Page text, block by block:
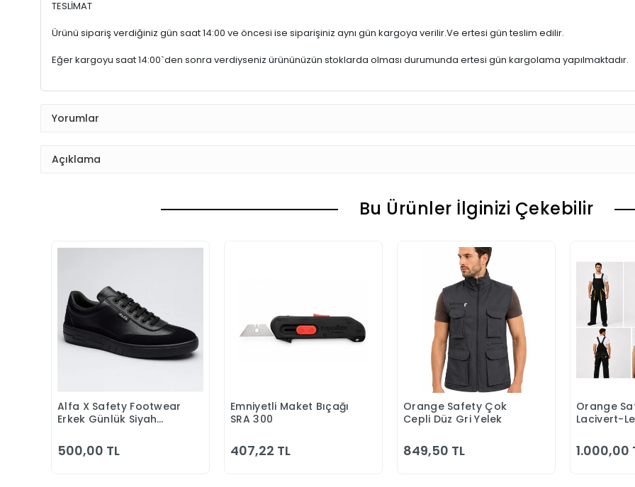
TESLİMAT
Ürünü sipariş verdiğiniz gün saat 14:00 ve öncesi ise siparişiniz aynı gün kargoya verilir.Ve ertesi gün teslim edilir.
Eğer kargoyu saat 14:00`den sonra verdiyseniz ürününüzün stoklarda olması durumunda ertesi gün kargolama yapılmaktadır.
Yorumlar
Açıklama
Bu Ürünler İlginizi Çekebilir
Sepete Ekle
Alfa X Safety Footwear
Erkek Günlük Siyah
500,00 TL
Sepete Ekle
Emniyetli Maket Bıçağı
SRA 300
407,22 TL
Sepete Ekle
Orange Safety Çok
Cepli Düz Gri Yelek
849,50 TL
Orange
Lacivert-
1.000,00